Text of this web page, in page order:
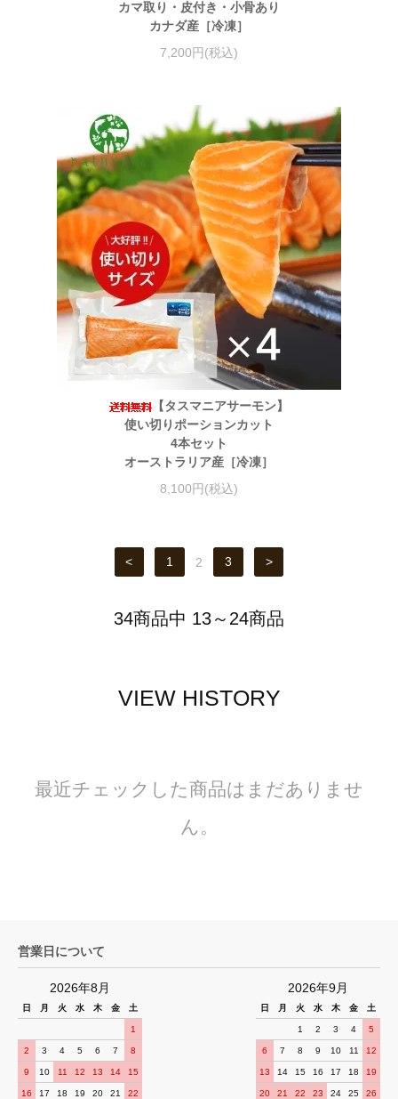
カマ取り・皮付き・小骨あり
カナダ産［冷凍］
7,200円(税込)
【タスマニアサーモン】
使い切りポーションカット
4本セット
オーストラリア産［冷凍］
8,100円(税込)
< 1 2 3 >
34商品中 13～24商品
VIEW HISTORY
最近チェックした商品はまだありませ
ん。
営業日について
2026年8月
日 月 火 水 木 金 土
1
2 3 4 5 6 7 8
9 10 11 12 13 14 15
16 17 18 19 20 21 22
2026年9月
日 月 火 水 木 金 土
1 2 3 4 5
6 7 8 9 10 11 12
13 14 15 16 17 18 19
20 21 22 23 24 25 26